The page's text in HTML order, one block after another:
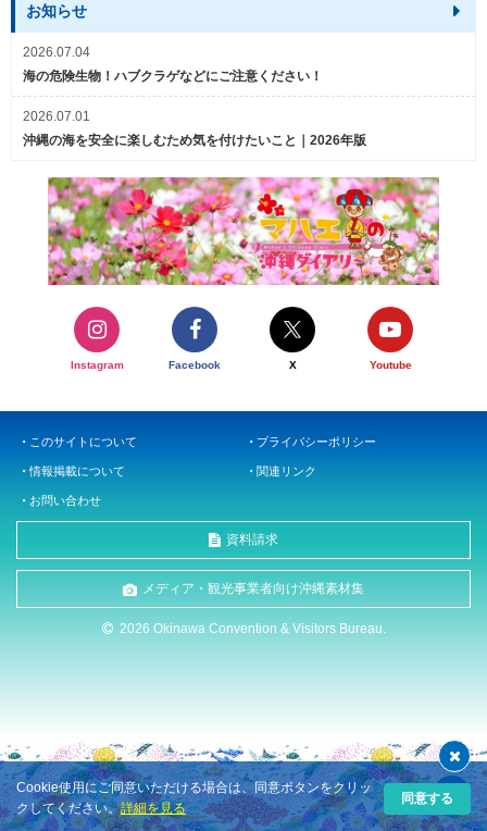
お知らせ
2026.07.04
海の危険生物！ハブクラゲなどにご注意ください！
2026.07.01
沖縄の海を安全に楽しむため気を付けたいこと｜2026年版
Instagram Facebook X Youtube
このサイトについて プライバシーポリシー
情報掲載について 関連リンク
お問い合わせ
資料請求
メディア・観光事業者向け沖縄素材集
2026 Okinawa Convention & Visitors Bureau.
Cookie使用にご同意いただける場合は、同意ボタンをクリッ
クしてください。詳細を見る
同意する